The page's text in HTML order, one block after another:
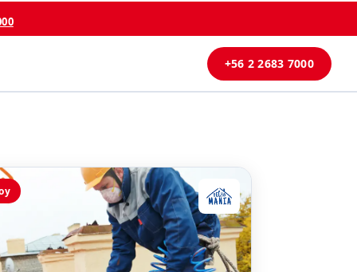
+56 2 2683 7000